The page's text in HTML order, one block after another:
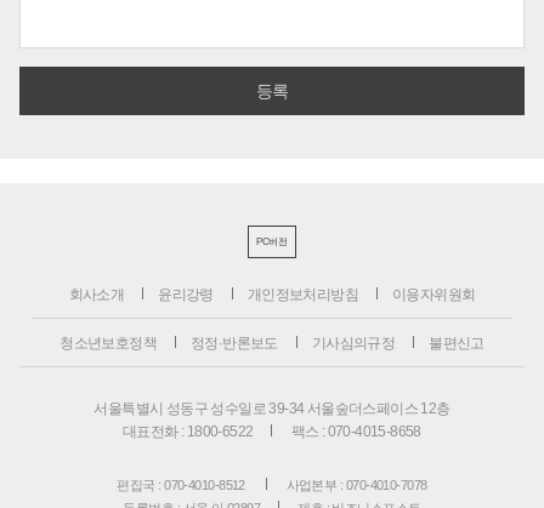
PC버전
회사소개 윤리강령 개인정보처리방침 이용자위원회
청소년보호정책 정정·반론보도 기사심의규정 불편신고
서울특별시 성동구 성수일로 39-34 서울숲더스페이스 12층
대표전화 : 1800-6522
팩스 : 070-4015-8658
편집국 : 070-4010-8512
사업본부 : 070-4010-7078